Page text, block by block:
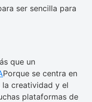
ser sencilla para
que un
Porque se centra en
creatividad y el
plataformas de